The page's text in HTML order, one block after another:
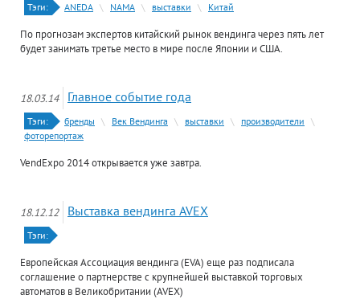
Тэги: ANEDA \ NAMA \ выставки \ Китай
По прогнозам экспертов китайский рынок вендинга через пять лет
будет занимать третье место в мире после Японии и США.
18.03.14 Главное событие года
Тэги: бренды \ Век Вендинга \ выставки \ производители \
фоторепортаж
VendExpo 2014 открывается уже завтра.
18.12.12 Выставка вендинга AVEX
Тэги:
Европейская Ассоциация вендинга (EVA) еще раз подписала
соглашение о партнерстве с крупнейшей выставкой торговых
автоматов в Великобритании (AVEX)